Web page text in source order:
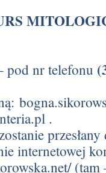
pod nr telefonu
.
przesłany
internetowej
(tam